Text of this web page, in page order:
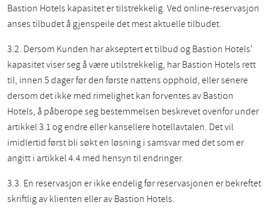
Bastion Hotels kapasitet er tilstrekkelig. Ved online-reservasjon
anses tilbudet å gjenspeile det mest aktuelle tilbudet.
3.2. Dersom Kunden har akseptert et tilbud og Bastion Hotels'
kapasitet viser seg å være utilstrekkelig, har Bastion Hotels rett
til, innen 5 dager før den første nattens opphold, eller senere
dersom det ikke med rimelighet kan forventes av Bastion
Hotels, å påberope seg bestemmelsen beskrevet ovenfor under
artikkel 3.1 og endre eller kansellere hotellavtalen. Det vil
imidlertid først bli søkt en løsning i samsvar med det som er
angitt i artikkel 4.4 med hensyn til endringer.
3.3. En reservasjon er ikke endelig før reservasjonen er bekreftet
skriftlig av klienten eller av Bastion Hotels.